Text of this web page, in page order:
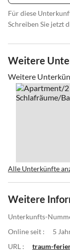
Für diese
Schreiben Sie jetzt
Weitere
Weitere
Alle Unterkünfte
Weitere
Unterkunfts-
Online seit :
5
URL :
traum-